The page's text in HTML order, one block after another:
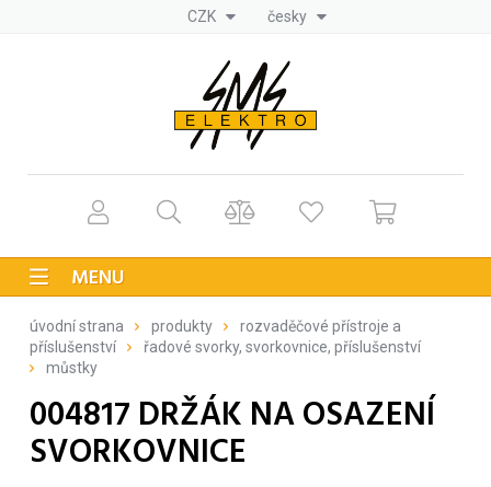
CZK česky
MENU
úvodní strana produkty
rozvaděčové přístroje a
příslušenství
řadové svorky, svorkovnice, příslušenství
můstky
004817 DRŽÁK NA OSAZENÍ
SVORKOVNICE